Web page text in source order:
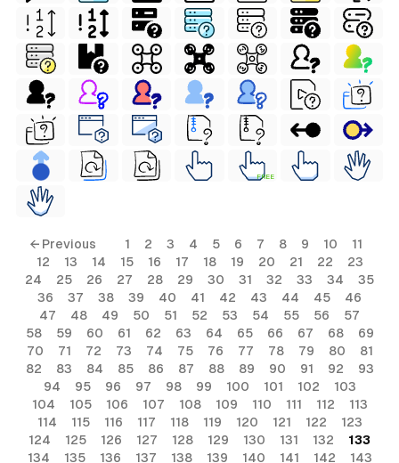
FREE
← Previous 1 2 3 4 5 6 7 8 9 10
11
12
13 14 15 16 17 18 19 20 21 22
23
24
25 26 27 28 29 30 31 32 33 34
35
36
37 38 39 40 41 42 43 44 45
46
47
48 49 50 51 52 53 54 55 56
57
58
59 60 61 62 63 64 65 66 67 68
69
70
71 72 73 74 75 76 77 78 79 80
81
82
83 84 85 86 87 88 89 90 91 92
93
94
95 96 97 98 99 100 101 102
103
104
105 106 107 108 109 110 111 112
113
114
115 116 117 118 119 120 121 122
123
124
125 126 127 128 129 130 131 132
133
134
135 136 137 138 139 140 141 142 143